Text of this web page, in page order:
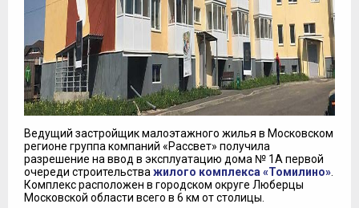
Ведущий застройщик малоэтажного жилья в Московском
регионе группа компаний «Рассвет» получила
разрешение на ввод в эксплуатацию дома № 1А первой
очереди строительства жилого комплекса «Томилино»
Комплекс расположен в городском округе Люберцы
Московской области всего в 6 км от столицы.